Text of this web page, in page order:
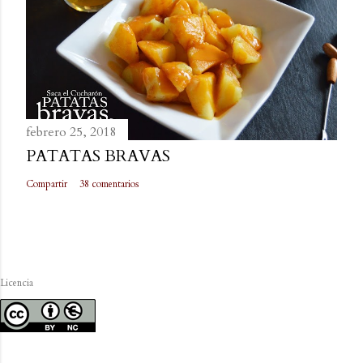
febrero 25, 2018
PATATAS BRAVAS
Compartir 38 comentarios
Licencia